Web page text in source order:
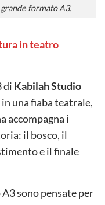
formato A3.
in teatro
di Kabilah Studio
una fiaba teatrale,
accompagna i
il bosco, il
e il finale
sono pensate per